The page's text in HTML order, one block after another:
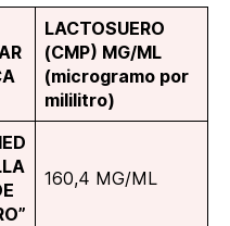
LACTOSUERO
(CMP) ΜG/ML
(microgramo por
mililitro)
160,4 ΜG/ML